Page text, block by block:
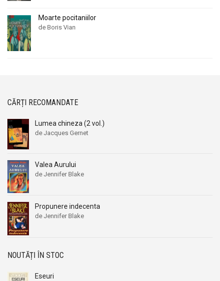
Moarte pocitaniilor
de Boris Vian
CĂRȚI RECOMANDATE
Lumea chineza (2 vol.)
de Jacques Gernet
Valea Aurului
de Jennifer Blake
Propunere indecenta
de Jennifer Blake
NOUTĂȚI ÎN STOC
Eseuri